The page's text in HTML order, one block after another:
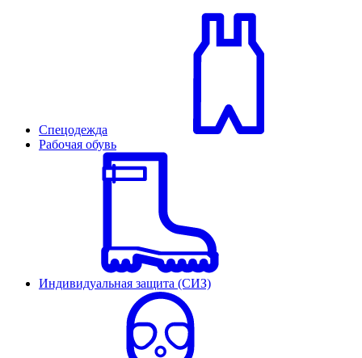
Спецодежда
Рабочая обувь
Индивидуальная защита (СИЗ)